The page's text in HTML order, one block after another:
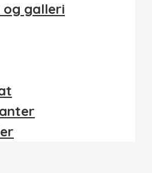
og galleri